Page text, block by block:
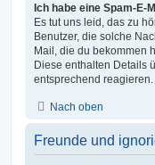
Ich habe eine Spam-E-
Es tut uns leid, das zu
Benutzer, die solche
Mail, die du bekommen
Diese enthalten Details
entsprechend reagieren.
Nach oben
Freunde und